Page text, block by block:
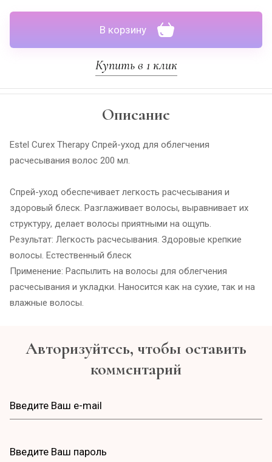
В корзину
Купить в 1 клик
Описание
Estel Curex Therapy Спрей-уход для облегчения
расчесывания волос 200 мл.
Спрей-уход обеспечивает легкость расчесывания и
здоровый блеск. Разглаживает волосы, выравнивает их
структуру, делает волосы приятными на ощупь.
Результат: Легкость расчесывания. Здоровые крепкие
волосы. Естественный блеск
Применение: Распылить на волосы для облегчения
расчесывания и укладки. Наносится как на сухие, так и на
влажные волосы.
Авторизуйтесь, чтобы оставить
комментарий